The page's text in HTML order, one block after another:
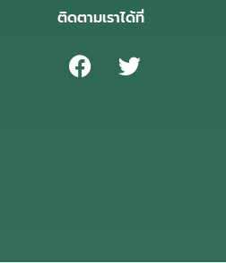
ติดตามเราได้ที่